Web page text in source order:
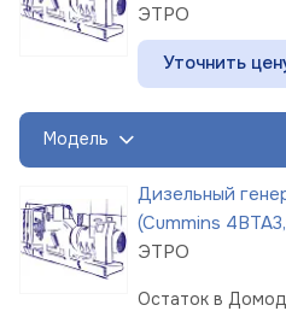
ЭТРО
Уточнить
Модель
Дизельный
(Cummins
ЭТРО
Остаток в